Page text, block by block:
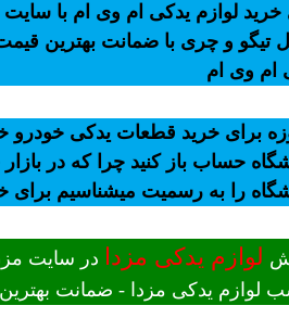
خرید لوازم یدکی ام وی ام با سایت
تیگو و چری با ضمانت بهترین
ام وی ام
برای خرید قطعات یدکی خودرو
حساب باز کنید چرا که در
را به رسمیت میشناسیم برای
لوازم یدکی مزدا در سایت
لوازم یدکی مزدا - ضمانت